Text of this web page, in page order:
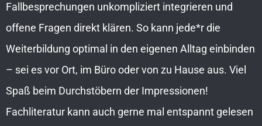
Fallbesprechungen unkompliziert integrieren und
offene Fragen direkt klären. So kann jede*r die
Weiterbildung optimal in den eigenen Alltag einbinden
– sei es vor Ort, im Büro oder von zu Hause aus. Viel
Spaß beim Durchstöbern der Impressionen!
Fachliteratur kann auch gerne mal entspannt gelesen